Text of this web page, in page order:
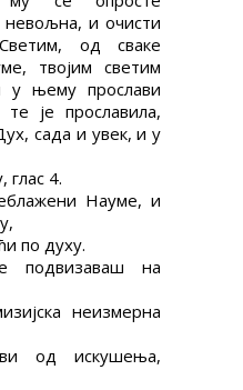
и очисти
од сваке
твојим светим
у њему прослави
је прославила,
сада и увек, и у
глас 4.
Науме, и
по духу.
подвизаваш на
неизмерна
од искушења,